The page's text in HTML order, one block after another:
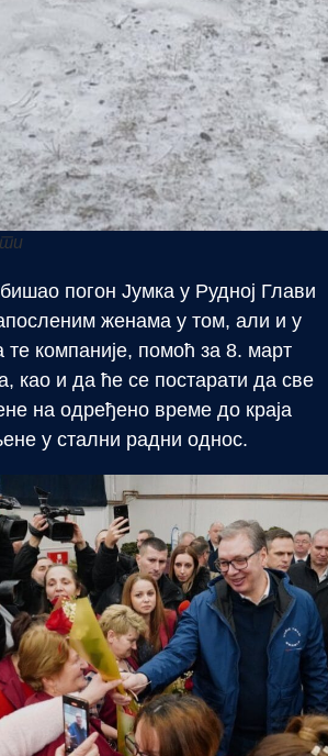
погон Јумка у Рудној Глави
женама у том, али и у
те компаније, помоћ за 8. март
као и да ће се постарати да све
на одређено време до краја
у стални радни однос.